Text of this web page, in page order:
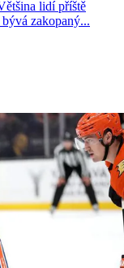
lidí příště
zakopaný...